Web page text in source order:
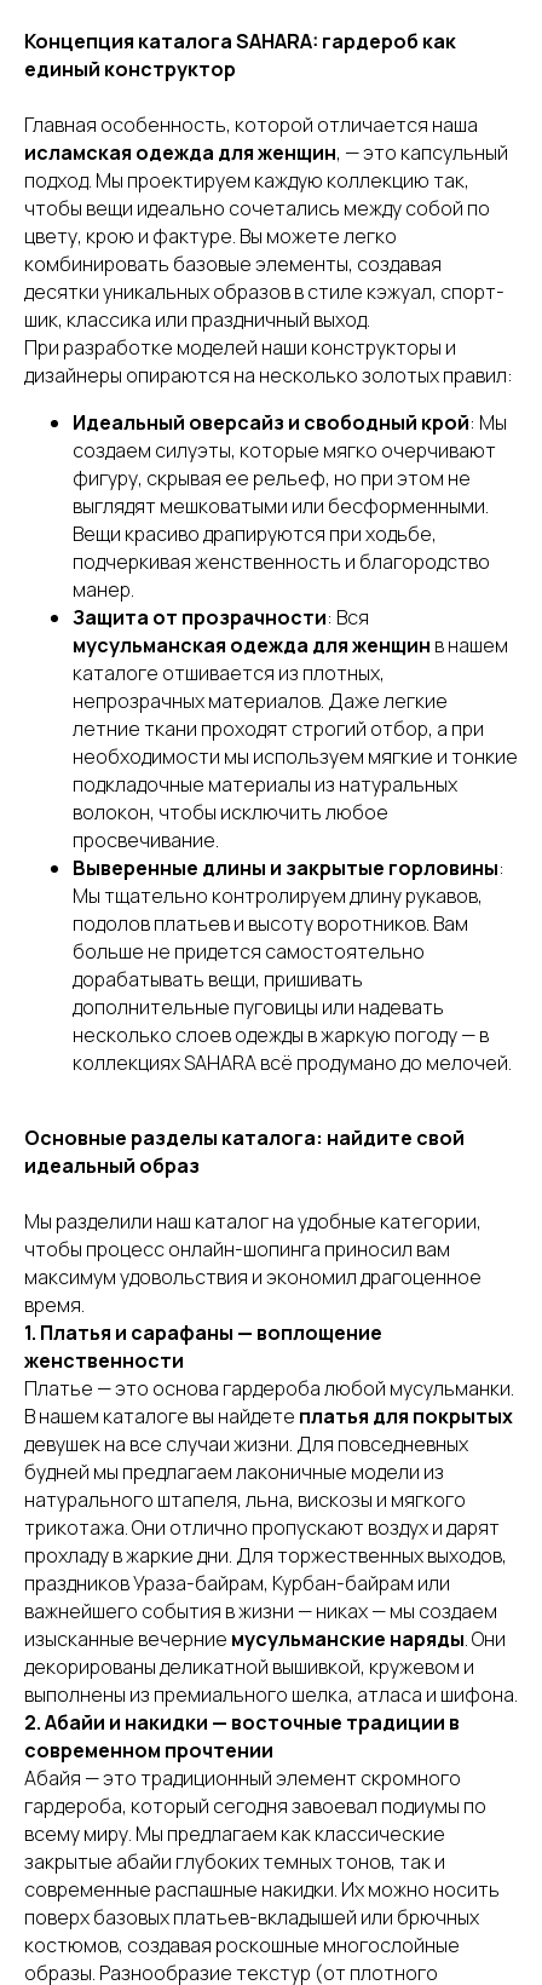
Концепция каталога SAHARA: гардероб как
единый конструктор
Главная особенность, которой отличается наша
исламская одежда для женщин, — это капсульный
подход. Мы проектируем каждую коллекцию так,
чтобы вещи идеально сочетались между собой по
цвету, крою и фактуре. Вы можете легко
комбинировать базовые элементы, создавая
десятки уникальных образов в стиле кэжуал, спорт-
шик, классика или праздничный выход.
При разработке моделей наши конструкторы и
дизайнеры опираются на несколько золотых правил:
Идеальный оверсайз и свободный крой: Мы
создаем силуэты, которые мягко очерчивают
фигуру, скрывая ее рельеф, но при этом не
выглядят мешковатыми или бесформенными.
Вещи красиво драпируются при ходьбе,
подчеркивая женственность и благородство
манер.
Защита от прозрачности: Вся
мусульманская одежда для женщин в нашем
каталоге отшивается из плотных,
непрозрачных материалов. Даже легкие
летние ткани проходят строгий отбор, а при
необходимости мы используем мягкие и тонкие
подкладочные материалы из натуральных
волокон, чтобы исключить любое
просвечивание.
Выверенные длины и закрытые горловины:
Мы тщательно контролируем длину рукавов,
подолов платьев и высоту воротников. Вам
больше не придется самостоятельно
дорабатывать вещи, пришивать
дополнительные пуговицы или надевать
несколько слоев одежды в жаркую погоду — в
коллекциях SAHARA всё продумано до мелочей.
Основные разделы каталога: найдите свой
идеальный образ
Мы разделили наш каталог на удобные категории,
чтобы процесс онлайн-шопинга приносил вам
максимум удовольствия и экономил драгоценное
время.
1. Платья и сарафаны — воплощение
женственности
Платье — это основа гардероба любой мусульманки.
В нашем каталоге вы найдете платья для покрытых
девушек на все случаи жизни. Для повседневных
будней мы предлагаем лаконичные модели из
натурального штапеля, льна, вискозы и мягкого
трикотажа. Они отлично пропускают воздух и дарят
прохладу в жаркие дни. Для торжественных выходов,
праздников Ураза-байрам, Курбан-байрам или
важнейшего события в жизни — никах — мы создаем
изысканные вечерние мусульманские наряды. Они
декорированы деликатной вышивкой, кружевом и
выполнены из премиального шелка, атласа и шифона.
2. Абайи и накидки — восточные традиции в
современном прочтении
Абайя — это традиционный элемент скромного
гардероба, который сегодня завоевал подиумы по
всему миру. Мы предлагаем как классические
закрытые абайи глубоких темных тонов, так и
современные распашные накидки. Их можно носить
поверх базовых платьев-вкладышей или брючных
костюмов, создавая роскошные многослойные
образы. Разнообразие текстур (от плотного